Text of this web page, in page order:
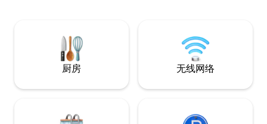
（Hershey Park）1小时车程。8. 距离吉姆
索普（Jim Thorp）40分钟路程。
厨房 无线网络